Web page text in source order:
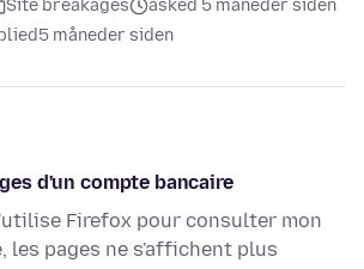
Site breakages
asked 5 måneder siden
5 måneder siden
d'un compte bancaire
Firefox pour consulter mon
les pages ne s'affichent plus